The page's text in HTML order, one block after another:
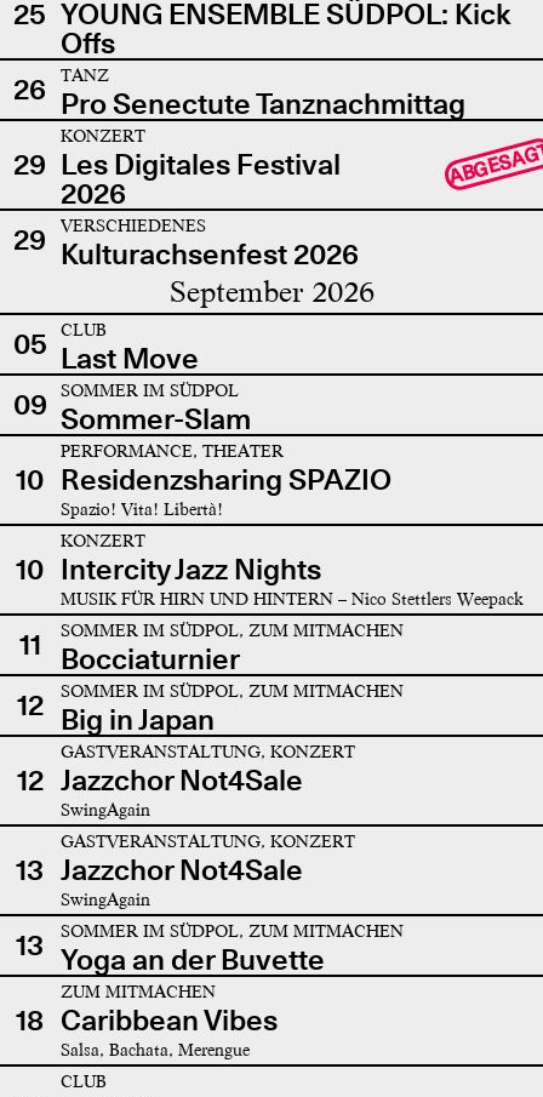
25 YOUNG ENSEMBLE SÜDPOL: Kick
Offs
26
TANZ
Pro Senectute Tanznachmittag
29
KONZERT
Les Digitales Festival
2026
29 VERSCHIEDENES
Kulturachsenfest 2026
September 2026
05 CLUB
Last Move
09
SOMMER IM SÜDPOL
Sommer-Slam
10
PERFORMANCE, THEATER
Residenzsharing SPAZIO
Spazio! Vita! Libertà!
10
KONZERT
Intercity Jazz Nights
MUSIK FÜR HIRN UND HINTERN – Nico Stettlers Weepack
11 SOMMER IM SÜDPOL, ZUM MITMACHEN
Bocciaturnier
12
SOMMER IM SÜDPOL, ZUM MITMACHEN
Big in Japan
12
GASTVERANSTALTUNG, KONZERT
Jazzchor Not4Sale
SwingAgain
13
GASTVERANSTALTUNG, KONZERT
Jazzchor Not4Sale
SwingAgain
13 SOMMER IM SÜDPOL, ZUM MITMACHEN
Yoga an der Buvette
18
ZUM MITMACHEN
Caribbean Vibes
Salsa, Bachata, Merengue
CLUB